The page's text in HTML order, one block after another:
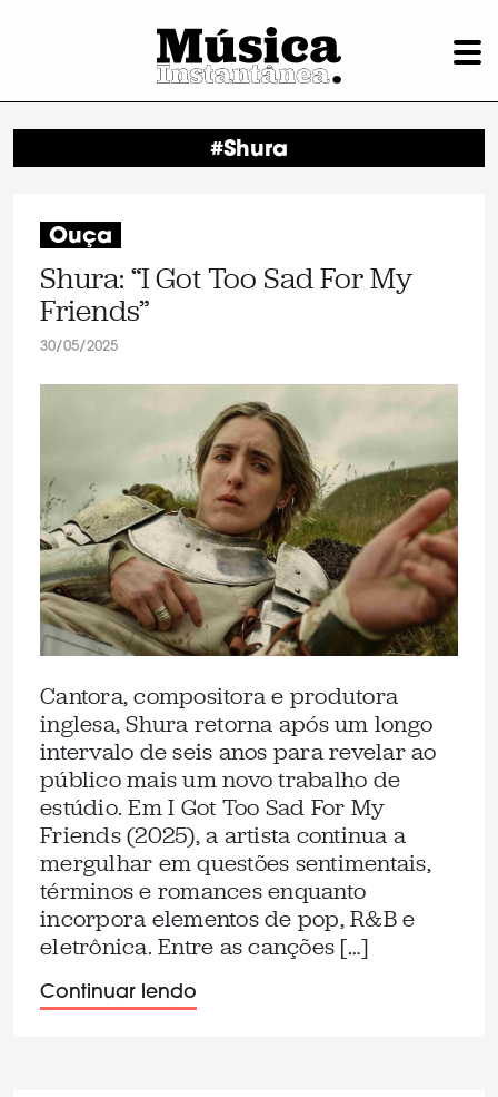
#Shura
Ouça
Shura: “I Got Too Sad For My
Friends”
30/05/2025
Cantora, compositora e produtora
inglesa, Shura retorna após um longo
intervalo de seis anos para revelar ao
público mais um novo trabalho de
estúdio. Em I Got Too Sad For My
Friends (2025), a artista continua a
mergulhar em questões sentimentais,
términos e romances enquanto
incorpora elementos de pop, R&B e
eletrônica. Entre as canções […]
Continuar lendo